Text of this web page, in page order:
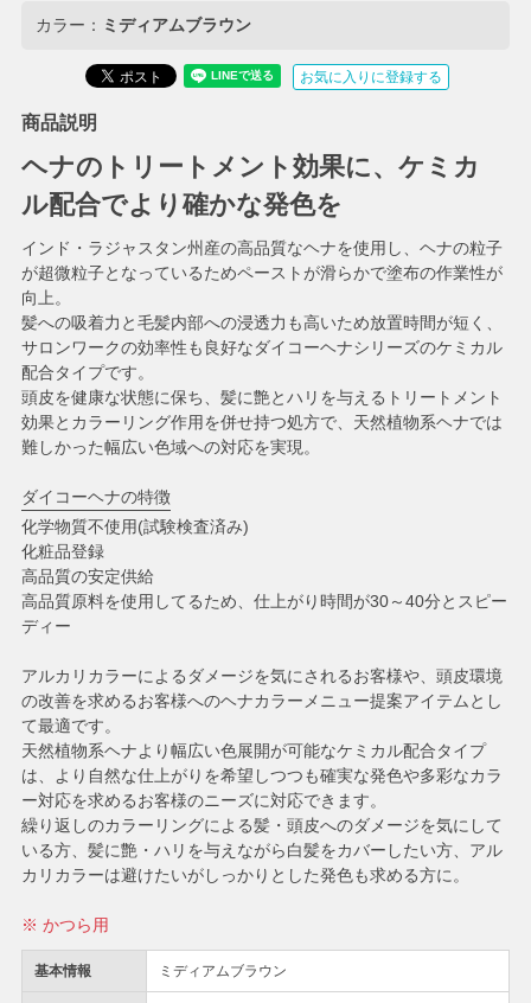
基本情報 ミディアムブラウン
カラー： ミディアムブラウン
お気に入りに登録する
商品説明
ヘナのトリートメント効果に、ケミカ
ル配合でより確かな発色を
インド・ラジャスタン州産の高品質なヘナを使用し、ヘナの粒子
が超微粒子となっているためペーストが滑らかで塗布の作業性が
向上。
髪への吸着力と毛髪内部への浸透力も高いため放置時間が短く、
サロンワークの効率性も良好なダイコーヘナシリーズのケミカル
配合タイプです。
頭皮を健康な状態に保ち、髪に艶とハリを与えるトリートメント
効果とカラーリング作用を併せ持つ処方で、天然植物系ヘナでは
難しかった幅広い色域への対応を実現。
ダイコーヘナの特徴
化学物質不使用(試験検査済み)
化粧品登録
高品質の安定供給
高品質原料を使用してるため、仕上がり時間が30～40分とスピー
ディー
アルカリカラーによるダメージを気にされるお客様や、頭皮環境
の改善を求めるお客様へのヘナカラーメニュー提案アイテムとし
て最適です。
天然植物系ヘナより幅広い色展開が可能なケミカル配合タイプ
は、より自然な仕上がりを希望しつつも確実な発色や多彩なカラ
ー対応を求めるお客様のニーズに対応できます。
繰り返しのカラーリングによる髪・頭皮へのダメージを気にして
いる方、髪に艶・ハリを与えながら白髪をカバーしたい方、アル
カリカラーは避けたいがしっかりとした発色も求める方に。
※ かつら用